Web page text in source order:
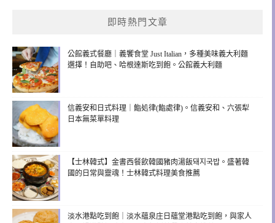
即時熱門文章
公館義式餐廳｜義饗食堂 Just Italian，多種美味義大利麵
選擇！自助吧、哈根達斯吃到飽。公館義大利麵
信義安和日式料理｜鮨処律(鮨處律)。信義安和、六張犁
日本無菜單料理
【士林韓式】金書西餐飲韓國豬肉湯飯돼지국밥。盛著韓
國的日常與靈魂！士林韓式料理美食推薦
淡水港點吃到飽｜淡水蘊泉庄日蘊堂港點吃到飽，與家人